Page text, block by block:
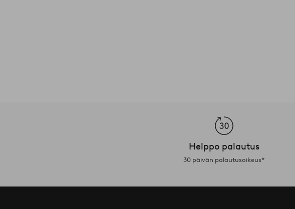
Helppo palautus
30 päivän palautusoikeus*